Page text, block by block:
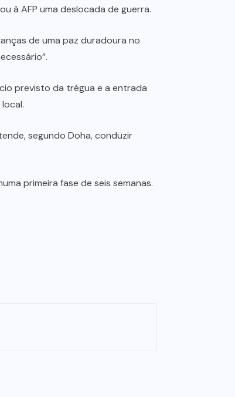
à AFP uma deslocada de guerra.
de uma paz duradoura no
previsto da trégua e a entrada
segundo Doha, conduzir
primeira fase de seis semanas.